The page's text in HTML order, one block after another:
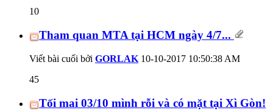
10
Tham quan MTA tại HCM ngày 4/7...
Viết bài cuối bởi GORLAK 10-10-2017 10:50:38 AM
45
Tối mai 03/10 mình rỗi và có mặt tại Xì Gòn!